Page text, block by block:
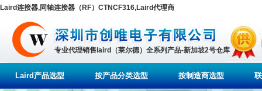
Laird连接器,同轴连接器（RF）CTNCF316,Laird代理商
专业代理销售laird（莱尔德）全系列产品-新加坡2号仓库
Laird产品选型 按产品分类选型 按制造商选型